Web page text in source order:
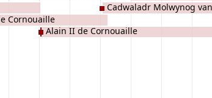
Cornouaille
Alain II de Cornouaille
Cadwaladr Molwynog